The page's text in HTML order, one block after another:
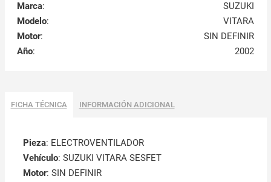
Marca:
SUZUKI
Modelo:
VITARA
Motor:
SIN DEFINIR
Año: 2002
FICHA TÉCNICA INFORMACIÓN ADICIONAL
Pieza: ELECTROVENTILADOR
Vehículo: SUZUKI VITARA SESFET
Motor: SIN DEFINIR